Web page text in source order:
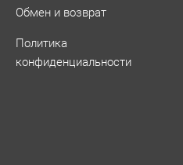
Обмен и возврат
Политика
конфиденциальности